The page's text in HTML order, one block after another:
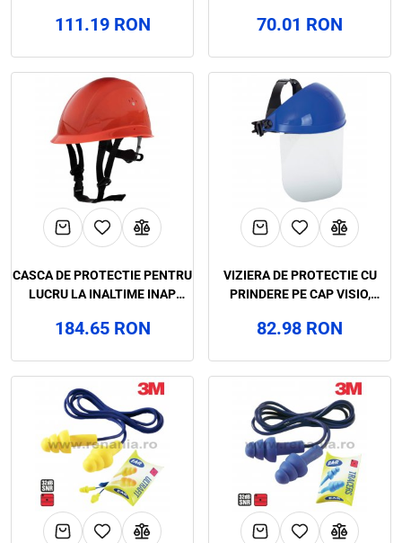
(2890A)
111.19 RON
(2694TXD)
70.01 RON
CASCA DE PROTECTIE PENTRU
LUCRU LA INALTIME INAP
184.65 RON
VIZIERA DE PROTECTIE CU
PRINDERE PE CAP VISIO,
82.98 RON